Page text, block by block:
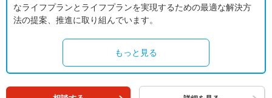
なライフプランとライフプランを実現するための最適な解決方
法の提案、推進に取り組んでいます。
もっと見る